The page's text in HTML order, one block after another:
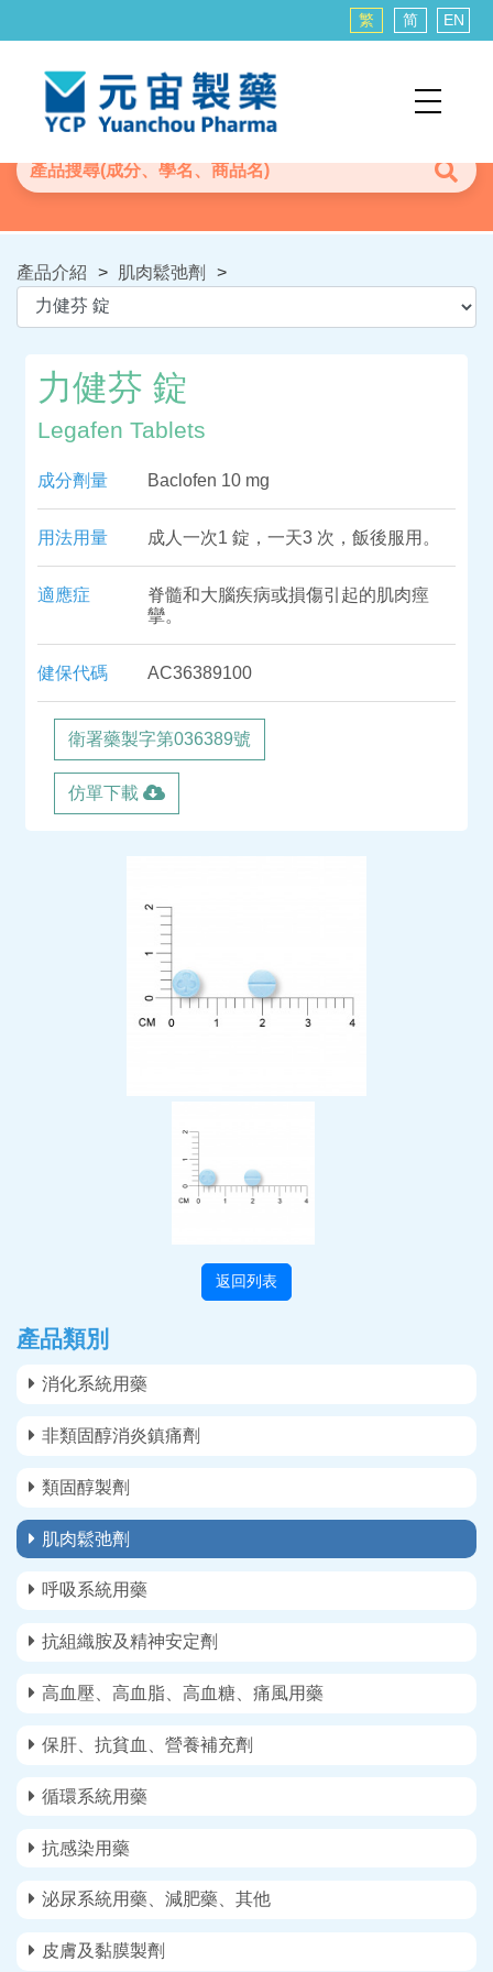
繁 简 EN
產品介紹 > 肌肉鬆弛劑 >
力健芬 錠
Legafen Tablets
成分劑量 Baclofen 10 mg
用法用量 成人一次1 錠，一天3 次，飯後服用。
適應症
脊髓和大腦疾病或損傷引起的肌肉痙
攣。
健保代碼 AC36389100
衛署藥製字第036389號
仿單下載
返回列表
產品類別
消化系統用藥
非類固醇消炎鎮痛劑
類固醇製劑
肌肉鬆弛劑
呼吸系統用藥
抗組織胺及精神安定劑
高血壓、高血脂、高血糖、痛風用藥
保肝、抗貧血、營養補充劑
循環系統用藥
抗感染用藥
泌尿系統用藥、減肥藥、其他
皮膚及黏膜製劑